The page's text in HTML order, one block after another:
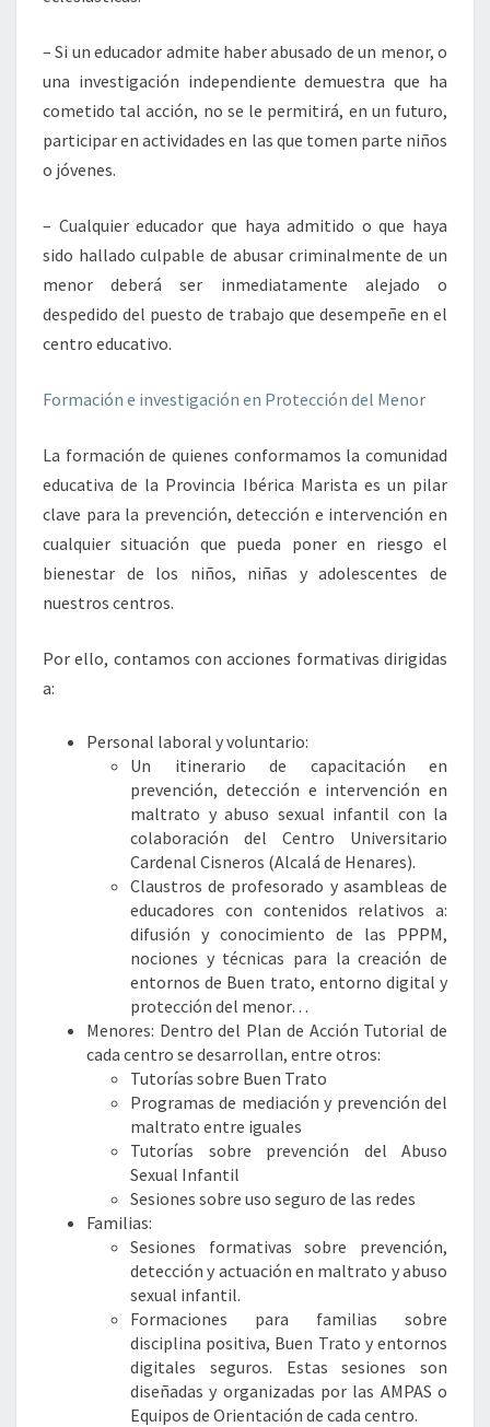
– Si un educador admite haber abusado de un menor, o
una investigación independiente demuestra que ha
cometido tal acción, no se le permitirá, en un futuro,
participar en actividades en las que tomen parte niños
o jóvenes.
– Cualquier educador que haya admitido o que haya
sido hallado culpable de abusar criminalmente de un
menor deberá ser inmediatamente alejado o
despedido del puesto de trabajo que desempeñe en el
centro educativo.
Formación e investigación en Protección del Menor
La formación de quienes conformamos la comunidad
educativa de la Provincia Ibérica Marista es un pilar
clave para la prevención, detección e intervención en
cualquier situación que pueda poner en riesgo el
bienestar de los niños, niñas y adolescentes de
nuestros centros.
Por ello, contamos con acciones formativas dirigidas
a:
Personal laboral y voluntario:
Un itinerario de capacitación en
prevención, detección e intervención en
maltrato y abuso sexual infantil con la
colaboración del Centro Universitario
Cardenal Cisneros (Alcalá de Henares).
Claustros de profesorado y asambleas de
educadores con contenidos relativos a:
difusión y conocimiento de las PPPM,
nociones y técnicas para la creación de
entornos de Buen trato, entorno digital y
protección del menor…
Menores: Dentro del Plan de Acción Tutorial de
cada centro se desarrollan, entre otros:
Tutorías sobre Buen Trato
Programas de mediación y prevención del
maltrato entre iguales
Tutorías sobre prevención del Abuso
Sexual Infantil
Sesiones sobre uso seguro de las redes
Familias:
Sesiones formativas sobre prevención,
detección y actuación en maltrato y abuso
sexual infantil.
Formaciones para familias sobre
disciplina positiva, Buen Trato y entornos
digitales seguros. Estas sesiones son
diseñadas y organizadas por las AMPAS o
Equipos de Orientación de cada centro.